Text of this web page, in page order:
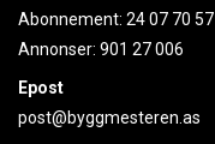
Abonnement: 24 07 70 57
Annonser: 901 27 006
Epost
post@byggmesteren.as